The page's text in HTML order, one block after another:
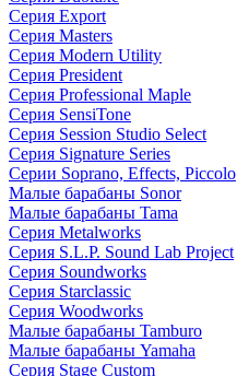
Серия Export
Серия Masters
Серия Modern Utility
Серия President
Серия Professional Maple
Серия SensiTone
Серия Session Studio Select
Серия Signature Series
Серии Soprano, Effects, Piccolo
Малые барабаны Sonor
Малые барабаны Tama
Серия Metalworks
Серия S.L.P. Sound Lab Project
Серия Soundworks
Серия Starclassic
Серия Woodworks
Малые барабаны Tamburo
Малые барабаны Yamaha
Серия Stage Custom